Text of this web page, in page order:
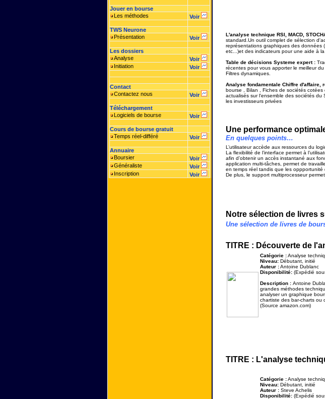
Jouer en bourse
Les méthodes
Voir
TWS Neurone
Présentation
Voir
Les dossiers
Analyse
Voir
Initiation
Voir
Contact
Contactez nous
Voir
Téléchargement
Logiciels de bourse
Voir
Cours de bourse gratuit
Temps réel-différé
Voir
Annuaire
Boursier
Voir
Généraliste
Voir
Inscription
Voir
L'analyse technique RSI, MACD,
standard.Un outil complet de sélection
représentations graphiques des données
etc...)et des indicateurs pour une aide à
Table de décisions Systeme expert :
récentes pour vous apporter le meilleur
Filtres dynamiques.
Analyse fondamentale Chiffre d'affaire,
bourse , Bilan , Fiches de sociétés
actualisés sur l'ensemble des sociétés
les investisseurs privées
Une performance
En quelques points…
L’utilisateur accède aux ressources du
La flexibilité de l’interface permet à
afin d’obtenir un accès instantané aux
application multi-tâches, permet de
en temps réel tandis que les
De plus, le support multiprocesseur
Notre sélection de livres
Une sélection de livres de
TITRE : Découverte de
Catégorie :Analyse
Niveau: Débutant, initié
Auteur :Antoine Dublanc
Disponibilité: (Expédié
Description : Antoine
grandes méthodes
analyser un graphique
chartiste des bar-charts ou
(Source amazon.com)
TITRE : L'analyse
Catégorie :Analyse
Niveau: Débutant, initié
Auteur :Steve Achelis
Disponibilité: (Expédié